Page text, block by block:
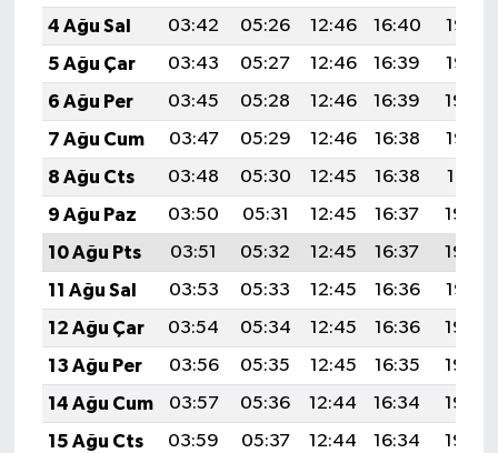
4 Ağu Sal
03:42 05:26 12:46 16:40
19:56
5 Ağu Çar
03:43 05:27 12:46 16:39
19:55
6 Ağu Per
03:45 05:28 12:46 16:39
19:54
7 Ağu Cum
03:47 05:29 12:46 16:38
19:53
8 Ağu Cts
03:48 05:30 12:45 16:38
19:51
9 Ağu Paz
03:50 05:31 12:45 16:37
19:50
10 Ağu Pts
03:51 05:32 12:45 16:37
19:49
11 Ağu Sal
03:53 05:33 12:45 16:36
19:47
12 Ağu Çar
03:54 05:34 12:45 16:36
19:46
13 Ağu Per
03:56 05:35 12:45 16:35
19:45
14 Ağu Cum
03:57 05:36 12:44 16:34
19:43
15 Ağu Cts
03:59 05:37 12:44 16:34
19:42